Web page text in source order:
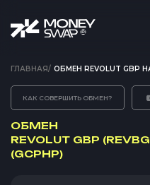
ГЛАВНАЯ/ ОБМЕН REVOLUT GBP
КАК СОВЕРШИТЬ ОБМЕН?
ОБМЕН
REVOLUT GBP
(GCPHP)